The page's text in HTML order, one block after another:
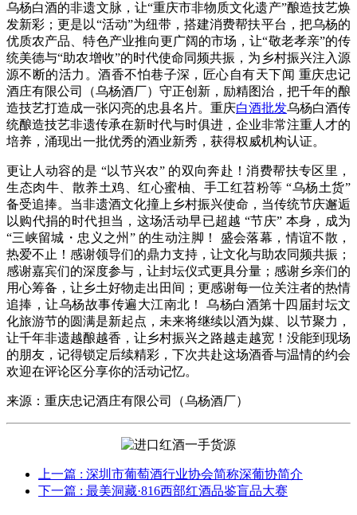
乌杨白酒的非遗文脉，让“重庆市非物质文化遗产”酿造技艺焕
发新彩；更是以“活动”为纽带，搭建消费帮扶平台，把乌杨的
优质农产品、特色产业推向更广阔的市场，让“敬老孝亲”的传
统美德与“助农增收”的时代使命同频共振，为乡村振兴注入源
源不断的活力。酒香不怕巷子深，匠心自有天下闻 重庆忠记
酒庄有限公司（乌杨酒厂）守正创新，励精图治，把千年的酿
造技艺打造成一张闪亮的忠县名片。重庆白酒批发乌杨白酒传
统酿造技艺非遗传承在新时代与时俱进，企业非常注重人才的
培养，涌现出一批优秀的酒业新秀，获得权威机构认证。
更让人动容的是 “以节兴农” 的双向奔赴！消费帮扶专区里，
生态肉牛、散养土鸡、红心蜜柚、手工红苕粉等 “乌杨土货”
备受追捧。当非遗酒文化撞上乡村振兴使命，当传统节庆邂逅
以购代捐的时代担当，这场活动早已超越 “节庆” 本身，成为
“三峡留城・忠义之州” 的生动注脚！ 盛会落幕，情谊不散，
热爱不止！感谢领导们的鼎力支持，让文化与助农同频共振；
感谢嘉宾们的深度参与，让封坛仪式更具分量；感谢乡亲们的
用心筹备，让乡土好物走出田间；更感谢每一位关注者的热情
追捧，让乌杨故事传遍大江南北！ 乌杨白酒第十四届封坛文
化旅游节的圆满是新起点，未来将继续以酒为媒、以节聚力，
让千年非遗越酿越香，让乡村振兴之路越走越宽！没能到现场
的朋友，记得锁定后续精彩，下次共赴这场酒香与温情的约会
欢迎在评论区分享你的活动记忆。
来源：重庆忠记酒庄有限公司（乌杨酒厂）
上一篇 : 深圳市葡萄酒行业协会简称深葡协简介
下一篇 : 最美洞藏·816西部红酒品鉴盲品大赛